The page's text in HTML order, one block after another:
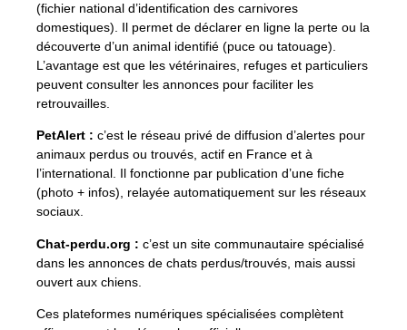
(fichier national d’identification des carnivores
domestiques). Il permet de déclarer en ligne la perte ou la
découverte d’un animal identifié (puce ou tatouage).
L’avantage est que les vétérinaires, refuges et particuliers
peuvent consulter les annonces pour faciliter les
retrouvailles.
PetAlert : c’est le réseau privé de diffusion d’alertes pour
animaux perdus ou trouvés, actif en France et à
l’international. Il fonctionne par publication d’une fiche
(photo + infos), relayée automatiquement sur les réseaux
sociaux.
Chat-perdu.org : c’est un site communautaire spécialisé
dans les annonces de chats perdus/trouvés, mais aussi
ouvert aux chiens.
Ces plateformes numériques spécialisées complètent